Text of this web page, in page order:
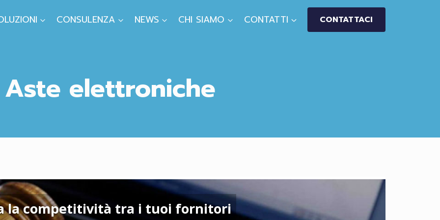
CONSULENZA NEWS CHI SIAMO CONTATTI CONTATTACI
Aste elettroniche
la competitività tra i tuoi fornitori